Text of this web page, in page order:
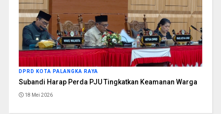
DPRD KOTA PALANGKA RAYA
Subandi Harap Perda PJU Tingkatkan Keamanan Warga
18 Mei 2026